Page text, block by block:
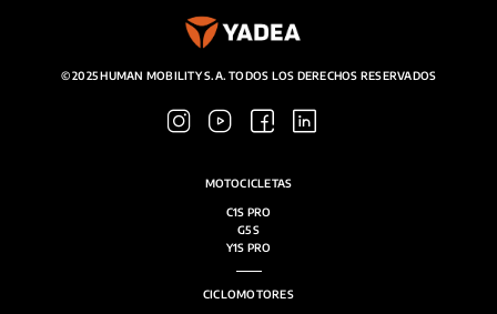
© 2025 HUMAN MOBILITY S.A. TODOS LOS DERECHOS RESERVADOS
MOTOCICLETAS
C1S PRO
G5 S
Y1S PRO
CICLOMOTORES